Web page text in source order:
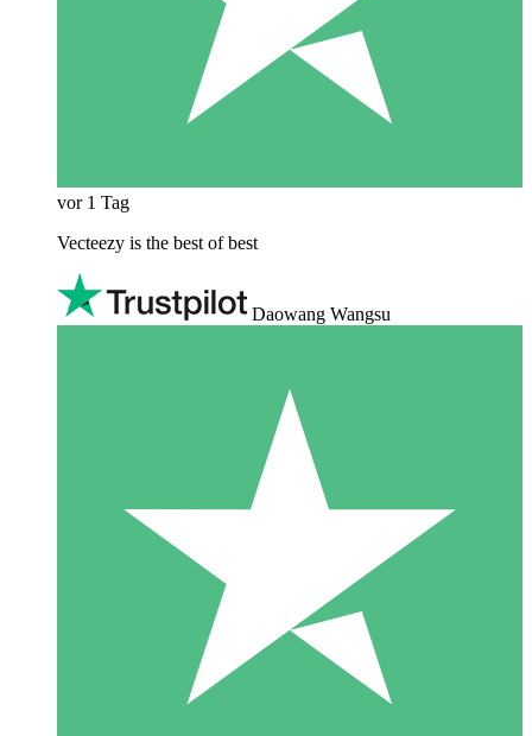
vor 1 Tag
Vecteezy is the best of best
Daowang Wangsu